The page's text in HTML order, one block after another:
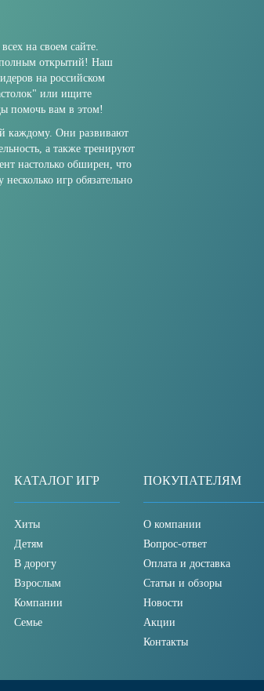
на своем сайте.
полным открытий! Наш
на российском
или ищите
помочь вам в этом!
каждому. Они развивают
а также тренируют
настолько обширен, что
игр обязательно
КАТАЛОГ ИГР
Хиты
Детям
В дорогу
Взрослым
Компании
Семье
ПОКУПАТЕЛЯМ
О компании
Вопрос-ответ
Оплата и доставка
Статьи и обзоры
Новости
Акции
Контакты